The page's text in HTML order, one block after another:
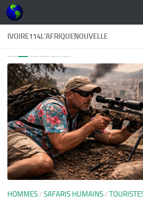
Skip to content
IVOIRE114L'AFRIQUENOUVELLE
HOMMES /SAFARIS HUMAINS /